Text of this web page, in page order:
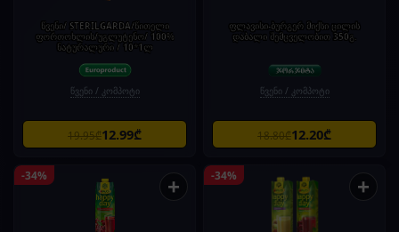
წვენი/ STERILGARDA/წითელი
ფორთოხლის/უგლუტენო/ 100%
ნატურალური / 10*1ლ
წვენი / კომპოტი
19.95₾12.99₾
ფლავისი-ბურგერ მიქსი ცილის
დაბალი შემცველობით 350გ.
წვენი / კომპოტი
18.80₾12.20₾
-34% + -34% +